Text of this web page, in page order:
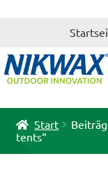
Start
tents“